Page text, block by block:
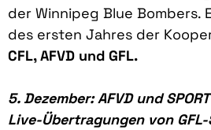
der Winnipeg Blue Bombers.
des ersten Jahres der
CFL, AFVD und GFL.
5. Dezember: AFVD und
Live-Übertragungen von